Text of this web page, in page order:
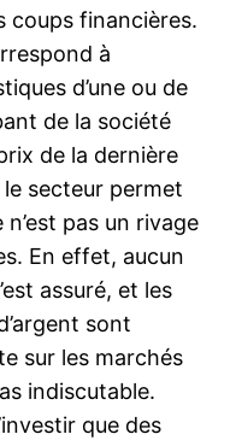
coups financières.
à
d’une ou de
de la société
de la dernière
secteur permet
pas un rivage
En effet, aucun
assuré, et les
sont
sur les marchés
indiscutable.
que des